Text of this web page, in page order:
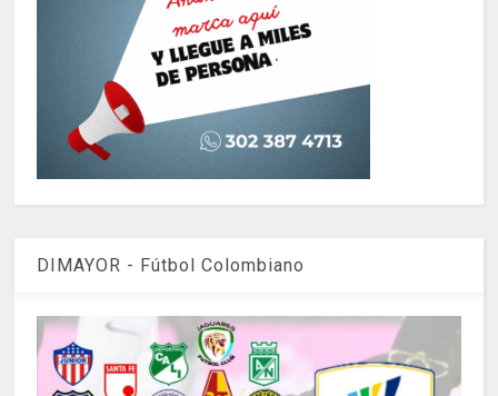
DIMAYOR - Fútbol Colombiano